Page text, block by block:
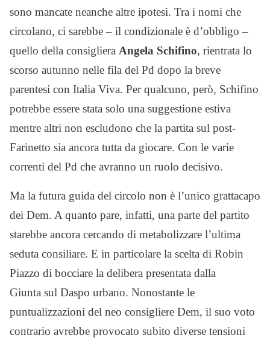
sono mancate neanche altre ipotesi. Tra i nomi che
circolano, ci sarebbe – il condizionale è d’obbligo –
quello della consigliera Angela Schifino, rientrata lo
scorso autunno nelle fila del Pd dopo la breve
parentesi con Italia Viva. Per qualcuno, però, Schifino
potrebbe essere stata solo una suggestione estiva
mentre altri non escludono che la partita sul post-
Farinetto sia ancora tutta da giocare. Con le varie
correnti del Pd che avranno un ruolo decisivo.
Ma la futura guida del circolo non è l’unico grattacapo
dei Dem. A quanto pare, infatti, una parte del partito
starebbe ancora cercando di metabolizzare l’ultima
seduta consiliare. E in particolare la scelta di Robin
Piazzo di bocciare la delibera presentata dalla
Giunta sul Daspo urbano. Nonostante le
puntualizzazioni del neo consigliere Dem, il suo voto
contrario avrebbe provocato subito diverse tensioni